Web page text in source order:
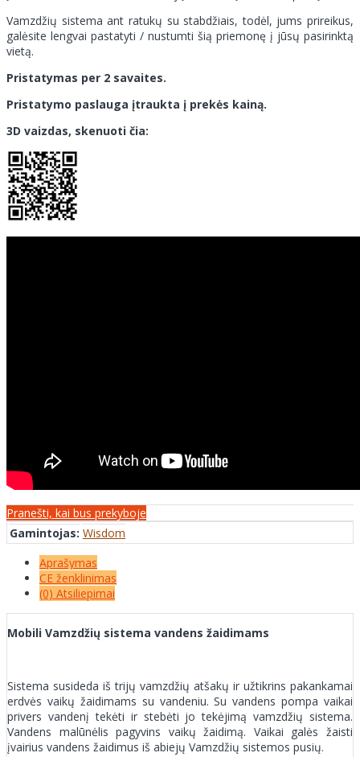
Vamzdžių sistema ant ratukų su stabdžiais, todėl, jums prireikus,
galėsite lengvai pastatyti / nustumti šią priemonę į jūsų pasirinktą
vietą.
Pristatymas per 2 savaites.
Pristatymo paslauga įtraukta į prekės kainą.
3D vaizdas, skenuoti čia:
Pranešti, kai bus prekyboje
Gamintojas: Wisdom
Aprašymas
CE ženklinimas
(0) Atsiliepimai
Mobili Vamzdžių sistema vandens žaidimams
Sistema susideda iš trijų vamzdžių atšakų ir užtikrins pakankamai
erdvės vaikų žaidimams su vandeniu. Su vandens pompa vaikai
privers vandenį tekėti ir stebėti jo tekėjimą vamzdžių sistema.
Vandens malūnėlis pagyvins vaikų žaidimą. Vaikai galės žaisti
įvairius vandens žaidimus iš abiejų Vamzdžių sistemos pusių.